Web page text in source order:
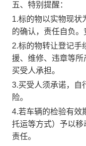
五、特别提醒：
1.标的物以实物现状
的确认，责任自负
2.标的物转让登记手
援、维修、违章等
买受人承担。
3.买受人须承诺，自
险。
4.若车辆的检验有效
托运等方式）予以
责任。